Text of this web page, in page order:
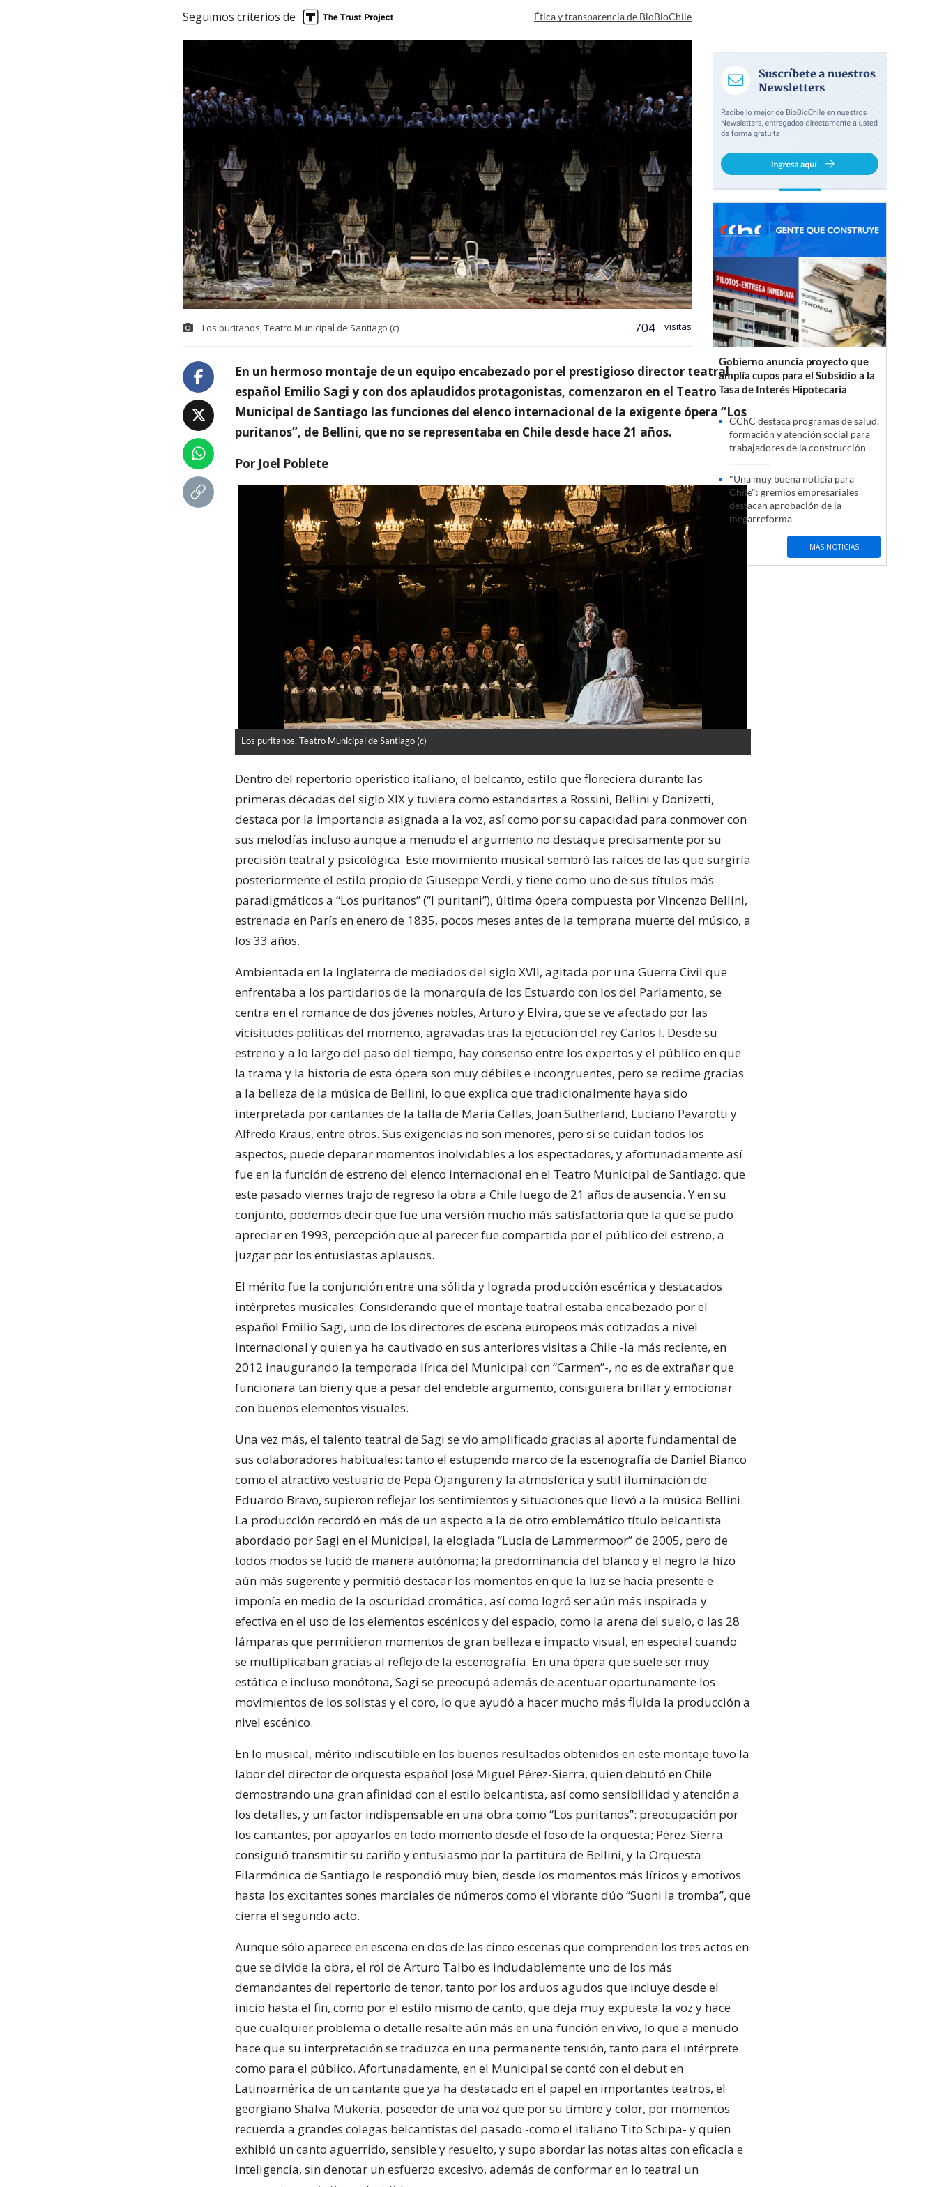
Seguimos criterios de Ética y transparencia de BioBioChile
Los puritanos, Teatro Municipal de Santiago (c) 704 visitas
En un hermoso montaje de un equipo encabezado por el prestigioso director teatral
español Emilio Sagi y con dos aplaudidos protagonistas, comenzaron en el Teatro
Municipal de Santiago las funciones del elenco internacional de la exigente ópera “Los
puritanos”, de Bellini, que no se representaba en Chile desde hace 21 años.
Por Joel Poblete
Los puritanos, Teatro Municipal de Santiago (c)
Dentro del repertorio operístico italiano, el belcanto, estilo que floreciera durante las
primeras décadas del siglo XIX y tuviera como estandartes a Rossini, Bellini y Donizetti,
destaca por la importancia asignada a la voz, así como por su capacidad para conmover con
sus melodías incluso aunque a menudo el argumento no destaque precisamente por su
precisión teatral y psicológica. Este movimiento musical sembró las raíces de las que surgiría
posteriormente el estilo propio de Giuseppe Verdi, y tiene como uno de sus títulos más
paradigmáticos a “Los puritanos” (“I puritani”), última ópera compuesta por Vincenzo Bellini,
estrenada en París en enero de 1835, pocos meses antes de la temprana muerte del músico, a
los 33 años.
Ambientada en la Inglaterra de mediados del siglo XVII, agitada por una Guerra Civil que
enfrentaba a los partidarios de la monarquía de los Estuardo con los del Parlamento, se
centra en el romance de dos jóvenes nobles, Arturo y Elvira, que se ve afectado por las
vicisitudes políticas del momento, agravadas tras la ejecución del rey Carlos I. Desde su
estreno y a lo largo del paso del tiempo, hay consenso entre los expertos y el público en que
la trama y la historia de esta ópera son muy débiles e incongruentes, pero se redime gracias
a la belleza de la música de Bellini, lo que explica que tradicionalmente haya sido
interpretada por cantantes de la talla de Maria Callas, Joan Sutherland, Luciano Pavarotti y
Alfredo Kraus, entre otros. Sus exigencias no son menores, pero si se cuidan todos los
aspectos, puede deparar momentos inolvidables a los espectadores, y afortunadamente así
fue en la función de estreno del elenco internacional en el Teatro Municipal de Santiago, que
este pasado viernes trajo de regreso la obra a Chile luego de 21 años de ausencia. Y en su
conjunto, podemos decir que fue una versión mucho más satisfactoria que la que se pudo
apreciar en 1993, percepción que al parecer fue compartida por el público del estreno, a
juzgar por los entusiastas aplausos.
El mérito fue la conjunción entre una sólida y lograda producción escénica y destacados
intérpretes musicales. Considerando que el montaje teatral estaba encabezado por el
español Emilio Sagi, uno de los directores de escena europeos más cotizados a nivel
internacional y quien ya ha cautivado en sus anteriores visitas a Chile -la más reciente, en
2012 inaugurando la temporada lírica del Municipal con “Carmen”-, no es de extrañar que
funcionara tan bien y que a pesar del endeble argumento, consiguiera brillar y emocionar
con buenos elementos visuales.
Una vez más, el talento teatral de Sagi se vio amplificado gracias al aporte fundamental de
sus colaboradores habituales: tanto el estupendo marco de la escenografía de Daniel Bianco
como el atractivo vestuario de Pepa Ojanguren y la atmosférica y sutil iluminación de
Eduardo Bravo, supieron reflejar los sentimientos y situaciones que llevó a la música Bellini.
La producción recordó en más de un aspecto a la de otro emblemático título belcantista
abordado por Sagi en el Municipal, la elogiada “Lucia de Lammermoor” de 2005, pero de
todos modos se lució de manera autónoma; la predominancia del blanco y el negro la hizo
aún más sugerente y permitió destacar los momentos en que la luz se hacía presente e
imponía en medio de la oscuridad cromática, así como logró ser aún más inspirada y
efectiva en el uso de los elementos escénicos y del espacio, como la arena del suelo, o las 28
lámparas que permitieron momentos de gran belleza e impacto visual, en especial cuando
se multiplicaban gracias al reflejo de la escenografía. En una ópera que suele ser muy
estática e incluso monótona, Sagi se preocupó además de acentuar oportunamente los
movimientos de los solistas y el coro, lo que ayudó a hacer mucho más fluida la producción a
nivel escénico.
En lo musical, mérito indiscutible en los buenos resultados obtenidos en este montaje tuvo la
labor del director de orquesta español José Miguel Pérez-Sierra, quien debutó en Chile
demostrando una gran afinidad con el estilo belcantista, así como sensibilidad y atención a
los detalles, y un factor indispensable en una obra como “Los puritanos”: preocupación por
los cantantes, por apoyarlos en todo momento desde el foso de la orquesta; Pérez-Sierra
consiguió transmitir su cariño y entusiasmo por la partitura de Bellini, y la Orquesta
Filarmónica de Santiago le respondió muy bien, desde los momentos más líricos y emotivos
hasta los excitantes sones marciales de números como el vibrante dúo “Suoni la tromba”, que
cierra el segundo acto.
Aunque sólo aparece en escena en dos de las cinco escenas que comprenden los tres actos en
que se divide la obra, el rol de Arturo Talbo es indudablemente uno de los más
demandantes del repertorio de tenor, tanto por los arduos agudos que incluye desde el
inicio hasta el fin, como por el estilo mismo de canto, que deja muy expuesta la voz y hace
que cualquier problema o detalle resalte aún más en una función en vivo, lo que a menudo
hace que su interpretación se traduzca en una permanente tensión, tanto para el intérprete
como para el público. Afortunadamente, en el Municipal se contó con el debut en
Latinoamérica de un cantante que ya ha destacado en el papel en importantes teatros, el
georgiano Shalva Mukeria, poseedor de una voz que por su timbre y color, por momentos
recuerda a grandes colegas belcantistas del pasado -como el italiano Tito Schipa- y quien
exhibió un canto aguerrido, sensible y resuelto, y supo abordar las notas altas con eficacia e
inteligencia, sin denotar un esfuerzo excesivo, además de conformar en lo teatral un
Gobierno anuncia proyecto que
amplía cupos para el Subsidio a la
Tasa de Interés Hipotecaria
CChC destaca programas de salud,
formación y atención social para
trabajadores de la construcción
"Una muy buena noticia para
Chile": gremios empresariales
destacan aprobación de la
megarreforma
MÁS NOTICIAS